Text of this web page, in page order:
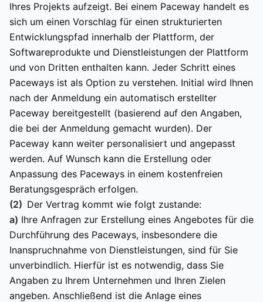
Ihres Projekts aufzeigt. Bei einem Paceway handelt es
sich um einen Vorschlag für einen strukturierten
Entwicklungspfad innerhalb der Plattform, der
Softwareprodukte und Dienstleistungen der Plattform
und von Dritten enthalten kann. Jeder Schritt eines
Paceways ist als Option zu verstehen. Initial wird Ihnen
nach der Anmeldung ein automatisch erstellter
Paceway bereitgestellt (basierend auf den Angaben,
die bei der Anmeldung gemacht wurden). Der
Paceway kann weiter personalisiert und angepasst
werden. Auf Wunsch kann die Erstellung oder
Anpassung des Paceways in einem kostenfreien
Beratungsgespräch erfolgen.
(2) Der Vertrag kommt wie folgt zustande:
a) Ihre Anfragen zur Erstellung eines Angebotes für die
Durchführung des Paceways, insbesondere die
Inanspruchnahme von Dienstleistungen, sind für Sie
unverbindlich. Hierfür ist es notwendig, dass Sie
Angaben zu Ihrem Unternehmen und Ihren Zielen
angeben. Anschließend ist die Anlage eines